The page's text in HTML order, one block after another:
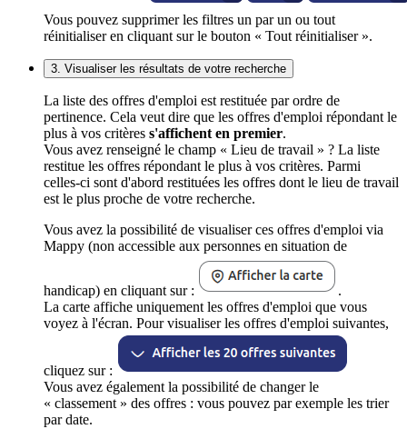
Vous pouvez supprimer les filtres un par un ou tout
réinitialiser en cliquant sur le bouton « Tout réinitialiser ».
3. Visualiser les résultats de votre recherche
La liste des offres d'emploi est restituée par ordre de
pertinence. Cela veut dire que les offres d'emploi répondant le
plus à vos critères s'affichent en premier.
Vous avez renseigné le champ « Lieu de travail » ? La liste
restitue les offres répondant le plus à vos critères. Parmi
celles-ci sont d'abord restituées les offres dont le lieu de travail
est le plus proche de votre recherche.
Vous avez la possibilité de visualiser ces offres d'emploi via
Mappy (non accessible aux personnes en situation de
handicap) en cliquant sur :
.
La carte affiche uniquement les offres d'emploi que vous
voyez à l'écran. Pour visualiser les offres d'emploi suivantes,
cliquez sur :
Vous avez également la possibilité de changer le
« classement » des offres : vous pouvez par exemple les trier
par date.